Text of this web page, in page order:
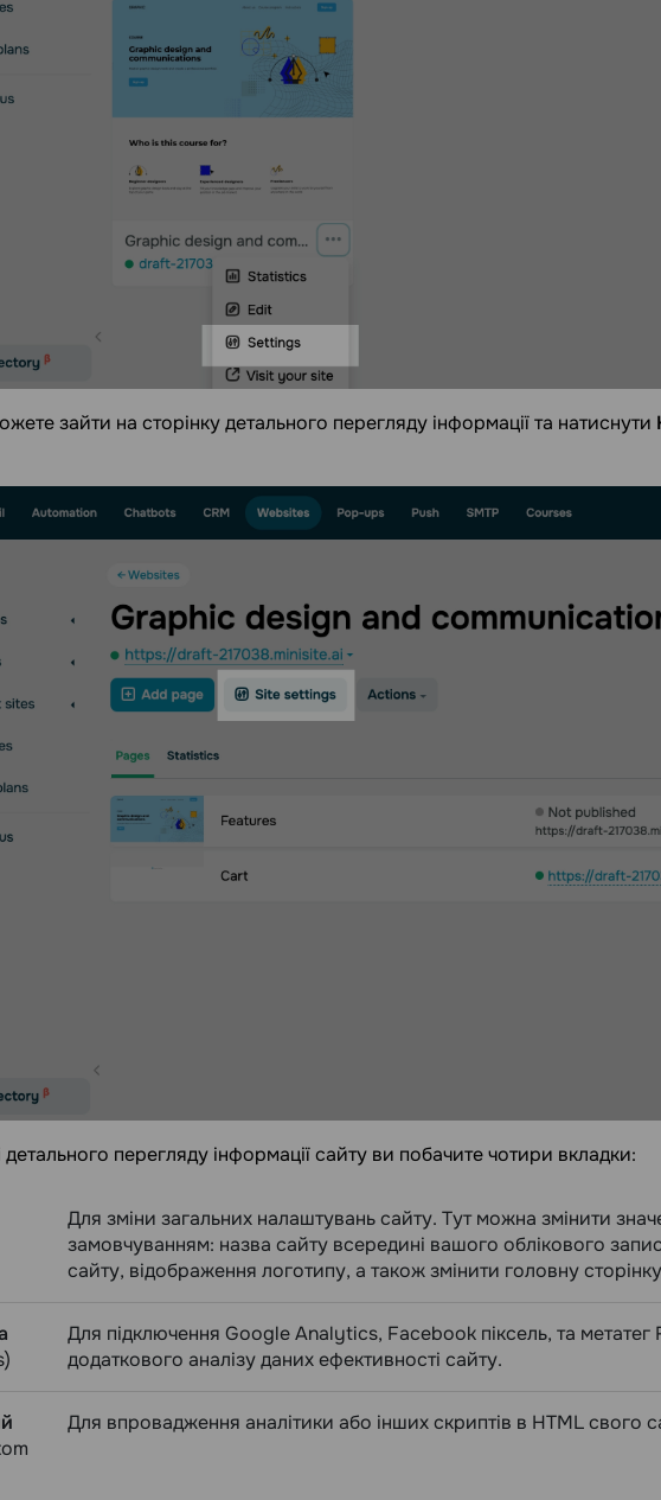
зайти на сторінку детального перегляду інформації та натиснути
детального перегляду інформації сайту ви побачите чотири вкладки:
Для зміни загальних налаштувань сайту. Тут можна змінити
замовчуванням: назва сайту всередині вашого облікового
сайту, відображення логотипу, а також змінити головну
Для підключення Google Analytics, Facebook піксель, та метатег
додаткового аналізу даних ефективності сайту.
Для впровадження аналітики або інших скриптів в HTML свого